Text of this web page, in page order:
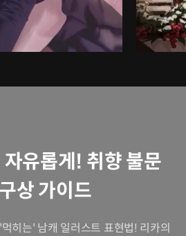
유롭게! 취향 불문
상 가이드
히는' 남캐 일러스트 표현법! 리카의